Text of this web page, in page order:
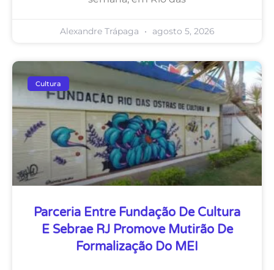
Alexandre Trápaga agosto 5, 2026
Cultura
Parceria Entre Fundação De Cultura
E Sebrae RJ Promove Mutirão De
Formalização Do MEI